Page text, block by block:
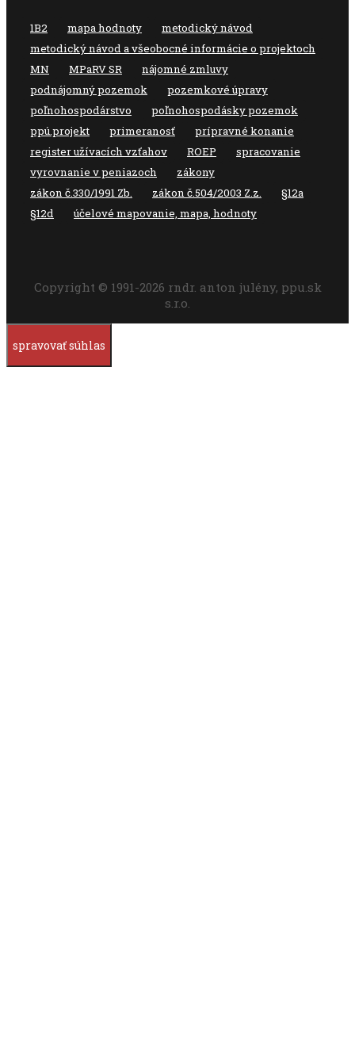
1B2 mapa hodnoty
metodický návod
metodický návod a všeobocné informácie o projektoch
MN
MPaRV SR
nájomné zmluvy
podnájomný pozemok
pozemkové úpravy
poľnohospodárstvo
poľnohospodásky pozemok
ppú.projekt
primeranosť
prípravné konanie
register užívacích vzťahov
ROEP
spracovanie
vyrovnanie v peniazoch
zákony
zákon č.330/1991 Zb.
zákon č.504/2003 Z.z.
§12a
§12d
účelové mapovanie, mapa, hodnoty
Copyright © 1991-2026 rndr. anton julény, ppu.sk
s.r.o.
spravovať súhlas